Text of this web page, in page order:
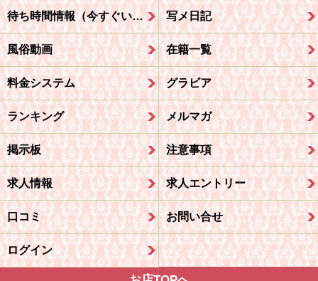
待ち時間情報（今すぐいける娘） 写メ日記
風俗動画 在籍一覧
料金システム グラビア
ランキング メルマガ
掲示板 注意事項
求人情報 求人エントリー
口コミ お問い合せ
ログイン